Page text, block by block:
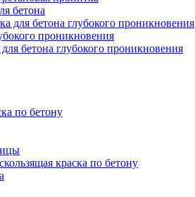
бетона
для бетона глубокого проникновения
проникновения
бетона глубокого проникновения
по бетону
краска по бетону